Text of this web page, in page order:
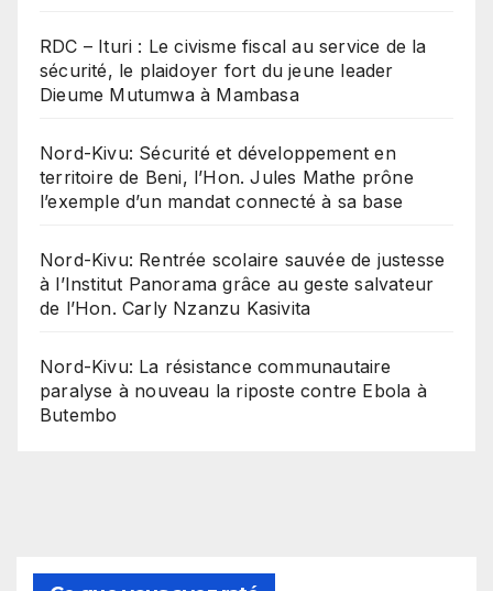
RDC – Ituri : Le civisme fiscal au service de la
sécurité, le plaidoyer fort du jeune leader
Dieume Mutumwa à Mambasa
Nord-Kivu: Sécurité et développement en
territoire de Beni, l’Hon. Jules Mathe prône
l’exemple d’un mandat connecté à sa base
Nord-Kivu: Rentrée scolaire sauvée de justesse
à l’Institut Panorama grâce au geste salvateur
de l’Hon. Carly Nzanzu Kasivita
Nord-Kivu: La résistance communautaire
paralyse à nouveau la riposte contre Ebola à
Butembo